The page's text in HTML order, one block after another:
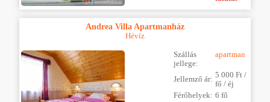
Andrea Villa Apartmanház
Hévíz
Szállás
jellege:
apartman
Jellemző ár: 5 000 Ft /
fő / éj
Férőhelyek: 6 fő